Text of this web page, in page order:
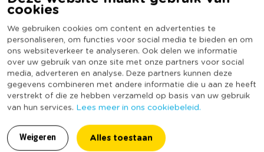
cookies
We gebruiken cookies om content en advertenties te
personaliseren, om functies voor social media te bieden en om
ons websiteverkeer te analyseren. Ook delen we informatie
over uw gebruik van onze site met onze partners voor social
media, adverteren en analyse. Deze partners kunnen deze
gegevens combineren met andere informatie die u aan ze heeft
verstrekt of die ze hebben verzameld op basis van uw gebruik
van hun services. Lees meer in ons cookiebeleid.
Weigeren Alles toestaan
zwart van kleur en heeft een afmeting van 24 cm.
* Cakevorm
* Uitneembare bodem
* Diameter: 24 cm
* Kleur: champagnegoud
Artikelnummer
Online Only
Nee
Diameter (cm)
30
Producthoogte (cm)
3
Kleur
Goudkleurig
Vaatwasmachine bestendig
Ja
Duurzaamheidsscore
bekend